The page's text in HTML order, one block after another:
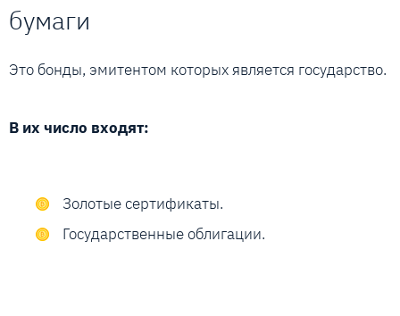
бумаги
Это бонды, эмитентом которых является государство.
В их число входят:
Золотые сертификаты.
Государственные облигации.